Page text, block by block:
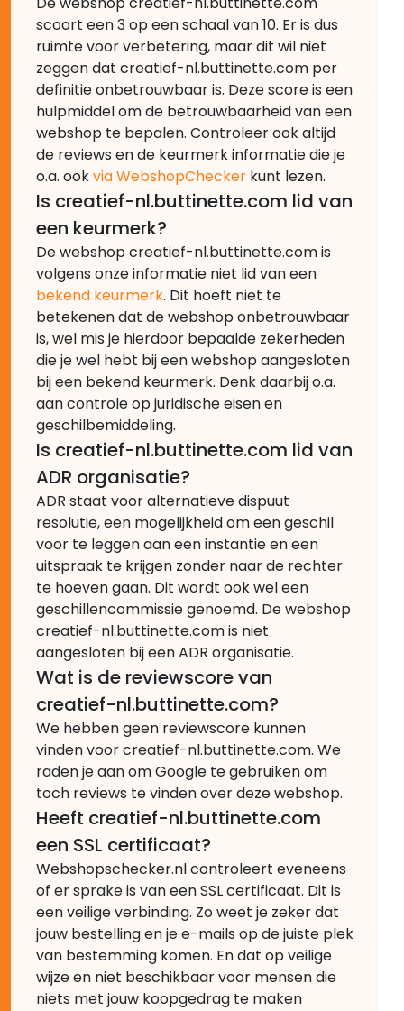
scoort een 3 op een schaal van 10. Er is dus
ruimte voor verbetering, maar dit wil niet
zeggen dat creatief-nl.buttinette.com per
definitie onbetrouwbaar is. Deze score is een
hulpmiddel om de betrouwbaarheid van een
webshop te bepalen. Controleer ook altijd
de reviews en de keurmerk informatie die je
o.a. ookvia WebshopChecker kunt lezen.
Is creatief-nl.buttinette.com lid van
een keurmerk?
De webshop creatief-nl.buttinette.com is
volgens onze informatie niet lid van een
bekend keurmerk. Dit hoeft niet te
betekenen dat de webshop onbetrouwbaar
is, wel mis je hierdoor bepaalde zekerheden
die je wel hebt bij een webshop aangesloten
bij een bekend keurmerk. Denk daarbij o.a.
aan controle op juridische eisen en
geschilbemiddeling.
Is creatief-nl.buttinette.com lid van
ADR organisatie?
ADR staat voor alternatieve dispuut
resolutie, een mogelijkheid om een geschil
voor te leggen aan een instantie en een
uitspraak te krijgen zonder naar de rechter
te hoeven gaan. Dit wordt ook wel een
geschillencommissie genoemd. De webshop
creatief-nl.buttinette.com is niet
aangesloten bij een ADR organisatie.
Wat is de reviewscore van
creatief-nl.buttinette.com?
We hebben geen reviewscore kunnen
vinden voor creatief-nl.buttinette.com. We
raden je aan om Google te gebruiken om
toch reviews te vinden over deze webshop.
Heeft creatief-nl.buttinette.com
een SSL certificaat?
Webshopschecker.nl controleert eveneens
of er sprake is van een SSL certificaat. Dit is
een veilige verbinding. Zo weet je zeker dat
jouw bestelling en je e-mails op de juiste plek
van bestemming komen. En dat op veilige
wijze en niet beschikbaar voor mensen die
niets met jouw koopgedrag te maken